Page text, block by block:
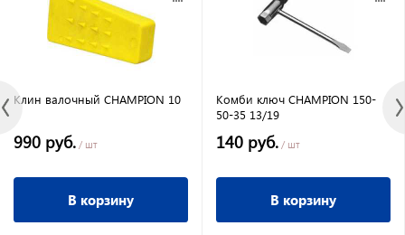
Клин валочный CHAMPION 10
990 руб. / шт
В корзину
Комби ключ CHAMPION 150-
50-35 13/19
140 руб. / шт
В корзину